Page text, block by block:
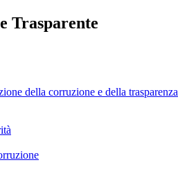
Trasparente
della corruzione e della trasparenza